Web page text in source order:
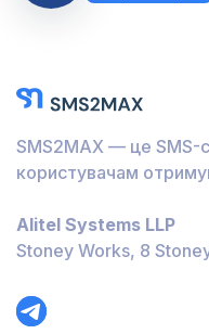
SMS2MAX — це SMS-
користувачам
Alitel Systems LLP
Stoney Works, 8